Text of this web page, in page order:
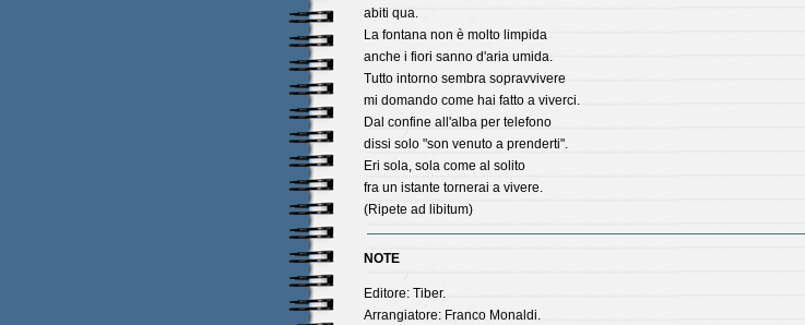
abiti qua.
La fontana non è molto limpida
anche i fiori sanno d'aria umida.
Tutto intorno sembra sopravvivere
mi domando come hai fatto a viverci.
Dal confine all'alba per telefono
dissi solo "son venuto a prenderti".
Eri sola, sola come al solito
fra un istante tornerai a vivere.
(Ripete ad libitum)
NOTE
Editore: Tiber.
Arrangiatore: Franco Monaldi.